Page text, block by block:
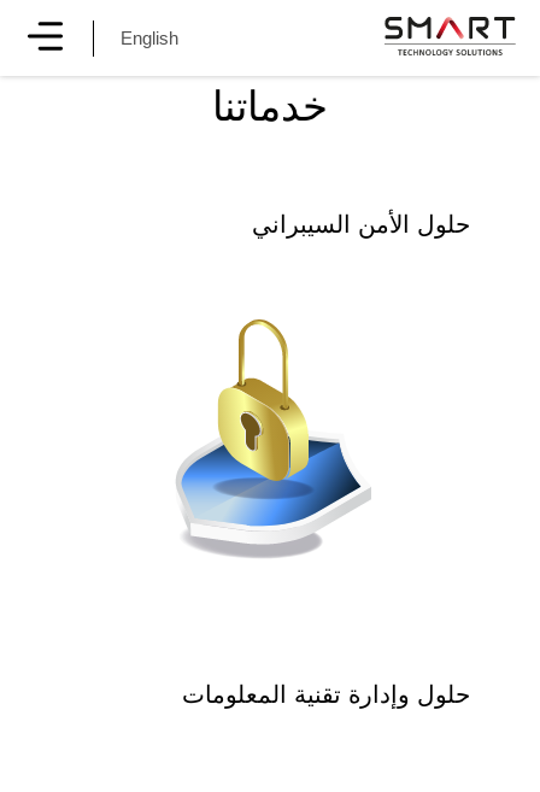
English
خدماتنا
حلول الأمن السيبراني
حلول وإدارة تقنية المعلومات